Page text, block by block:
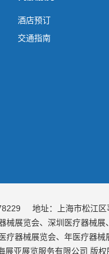
酒店预订
交通指南
地址：上海市松江
展览会、深圳医疗器械
器械展览会、年医疗器
展亚展览服务有限公司 版权